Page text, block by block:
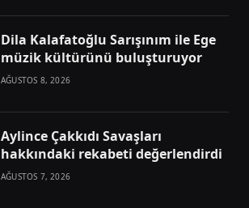
Dila Kalafatoğlu Sarışınım ile Ege
müzik kültürünü buluşturuyor
AĞUSTOS 8, 2026
Aylince Çakkıdı Savaşları
hakkındaki rekabeti değerlendirdi
AĞUSTOS 7, 2026